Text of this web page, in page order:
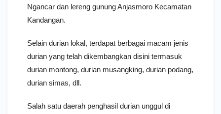
Ngancar dan lereng gunung Anjasmoro Kecamatan
Kandangan.
Selain durian lokal, terdapat berbagai macam jenis
durian yang telah dikembangkan disini termasuk
durian montong, durian musangking, durian podang,
durian simas, dll.
Salah satu daerah penghasil durian unggul di